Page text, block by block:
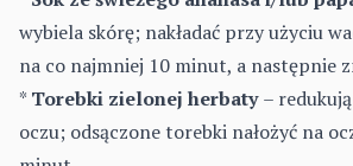
wybiela skórę; nakładać przy użyciu
na co najmniej 10 minut, a następnie
* Torebki zielonej herbaty–
oczu; odsączone torebki nałożyć na